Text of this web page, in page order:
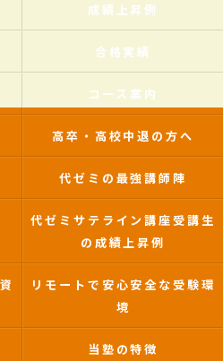
成績上昇例
合格実績
コース案内
高卒・高校中退の方へ
代ゼミの最強講師陣
代ゼミサテライン講座受講生
の成績上昇例
リモートで安心安全な受験環
境
当塾の特徴